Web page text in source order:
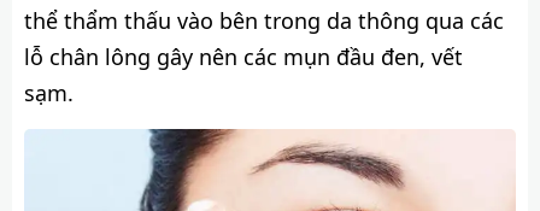
thể thẩm thấu vào bên trong da thông qua các
lỗ chân lông gây nên các mụn đầu đen, vết
sạm.